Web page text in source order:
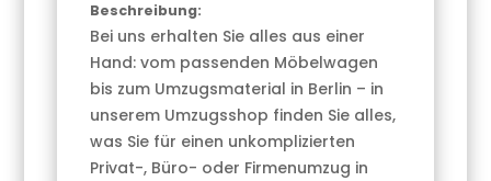
Beschreibung:
Bei uns erhalten Sie alles aus einer
Hand: vom passenden Möbelwagen
bis zum Umzugsmaterial in Berlin – in
unserem Umzugsshop finden Sie alles,
was Sie für einen unkomplizierten
Privat-, Büro- oder Firmenumzug in